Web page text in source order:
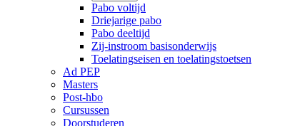
Pabo voltijd
Driejarige pabo
Pabo deeltijd
Zij-instroom basisonderwijs
Toelatingseisen en toelatingstoetsen
Ad PEP
Masters
Post-hbo
Cursussen
Doorstuderen